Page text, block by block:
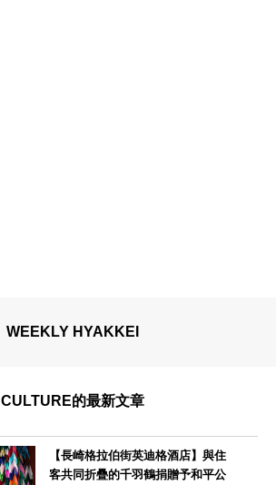
WEEKLY HYAKKEI
CULTURE的最新文章
【長崎格拉伯街英迪格酒店】與住
客共同折疊的千羽鶴捐贈予和平公